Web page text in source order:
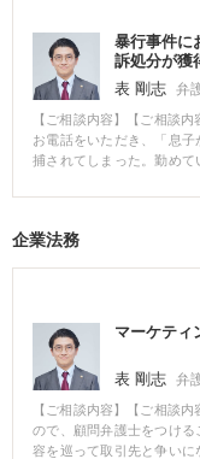
で、慰謝料は300万円から
決しました。
暴行事件に
訴処分が獲
表 剛志 弁
【ご相談内容】【ご相談
お電話をいただき、「息
捕されてしまった。勤め
し、今後の流れについて
てまずは被疑事実の確認、
害者である奥様とコンタ
を望んでいなかったようだ
また、お母様に身元引受
及び裁判官に提出し、裁
本人は逮捕された翌々日に
を締結し、その写しと被
不起訴処分を求めました
ることができました。な
企業法務
マーケティ
表 剛志 弁
【ご相談内容】【ご相談
ので、顧問弁護士をつけ
容を巡って取引先と争い